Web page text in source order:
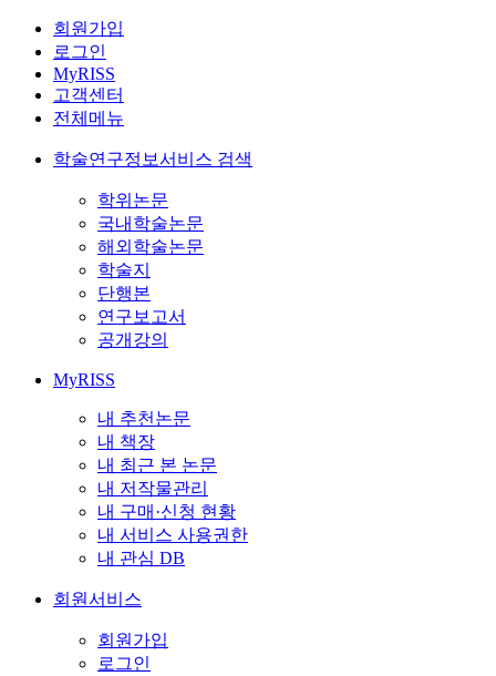
회원가입
로그인
MyRISS
고객센터
전체메뉴
학술연구정보서비스 검색
학위논문
국내학술논문
해외학술논문
학술지
단행본
연구보고서
공개강의
MyRISS
내 추천논문
내 책장
내 최근 본 논문
내 저작물관리
내 구매·신청 현황
내 서비스 사용권한
내 관심 DB
회원서비스
회원가입
로그인